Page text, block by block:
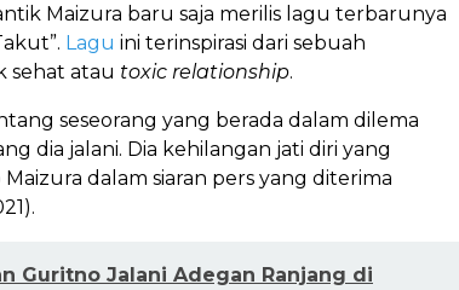
Maizura baru saja merilis lagu terbarunya
Lagu ini terinspirasi dari sebuah
sehat atau toxic relationship.
seseorang yang berada dalam dilema
dia jalani. Dia kehilangan jati diri yang
dalam siaran pers yang diterima
Guritno Jalani Adegan Ranjang di